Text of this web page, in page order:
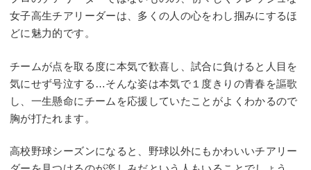
女子高生チアリーダーは、多くの人の心をわし掴みにするほ
どに魅力的です。
チームが点を取る度に本気で歓喜し、試合に負けると人目を
気にせず号泣する…そんな姿は本気で１度きりの青春を謳歌
し、一生懸命にチームを応援していたことがよくわかるので
胸が打たれます。
高校野球シーズンになると、野球以外にもかわいいチアリー